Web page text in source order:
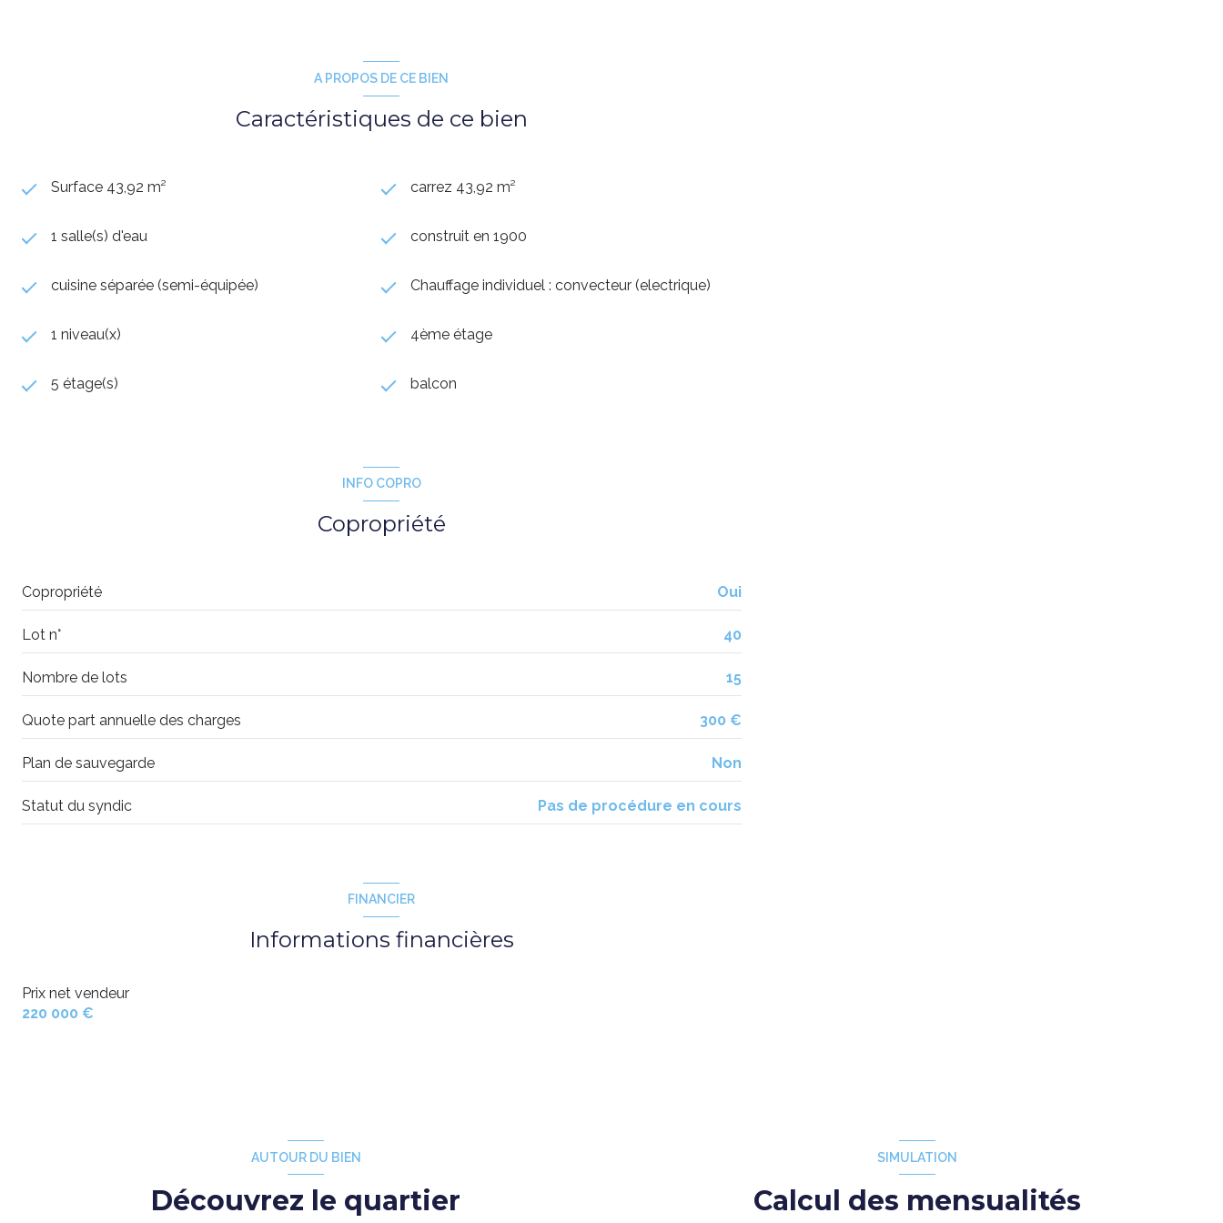
A PROPOS DE CE BIEN
Caractéristiques de ce bien
Surface 43,92 m² carrez 43,92 m²
1 salle(s) d'eau construit en 1900
cuisine séparée (semi-équipée) Chauffage individuel : convecteur (electrique)
1 niveau(x) 4ème étage
5 étage(s) balcon
INFO COPRO
Copropriété
Copropriété Oui
Lot n° 40
Nombre de lots 15
Quote part annuelle des charges 300 €
Plan de sauvegarde Non
Statut du syndic Pas de procédure en cours
FINANCIER
Informations financières
Prix net vendeur
220 000 €
AUTOUR DU BIEN
Découvrez le quartier
SIMULATION
Calcul des mensualités